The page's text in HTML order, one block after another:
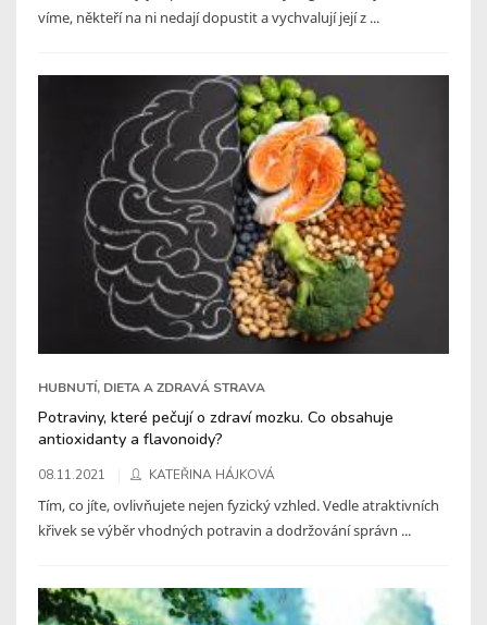
víme, někteří na ni nedají dopustit a vychvalují její z ...
HUBNUTÍ, DIETA A ZDRAVÁ STRAVA
Potraviny, které pečují o zdraví mozku. Co obsahuje
antioxidanty a flavonoidy?
08.11.2021 KATEŘINA HÁJKOVÁ
Tím, co jíte, ovlivňujete nejen fyzický vzhled. Vedle atraktivních
křivek se výběr vhodných potravin a dodržování správn ...